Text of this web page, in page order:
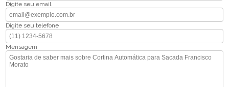
Digite seu email
Digite seu telefone
Mensagem